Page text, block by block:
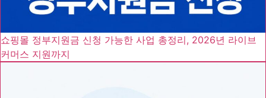
쇼핑몰 정부지원금 신청 가능한 사업 총정리, 2026년 라이브
커머스 지원까지